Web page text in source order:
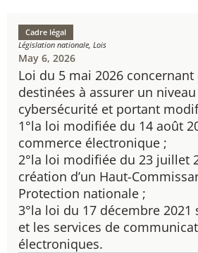
Loi du 5 mai 2026 concernant
destinées à assurer un
cybersécurité et portant
1°la loi modifiée du 14 août
commerce électronique ;
2°la loi modifiée du 23 juillet
création d’un Haut-
Protection nationale ;
3°la loi du 17 décembre 2021
et les services de
électroniques.
Cadre légal
Législation nationale, Lois
May 6, 2026